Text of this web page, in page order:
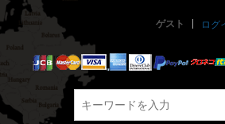
ゲスト ログ